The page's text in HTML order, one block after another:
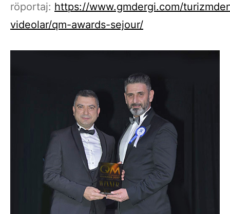
röportaj: https://www.gmdergi.com/
videolar/qm-awards-sejour/